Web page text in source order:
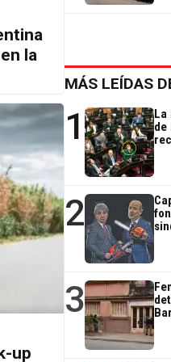
la
up
MÁS LEÍDAS
1
La
de
2
3